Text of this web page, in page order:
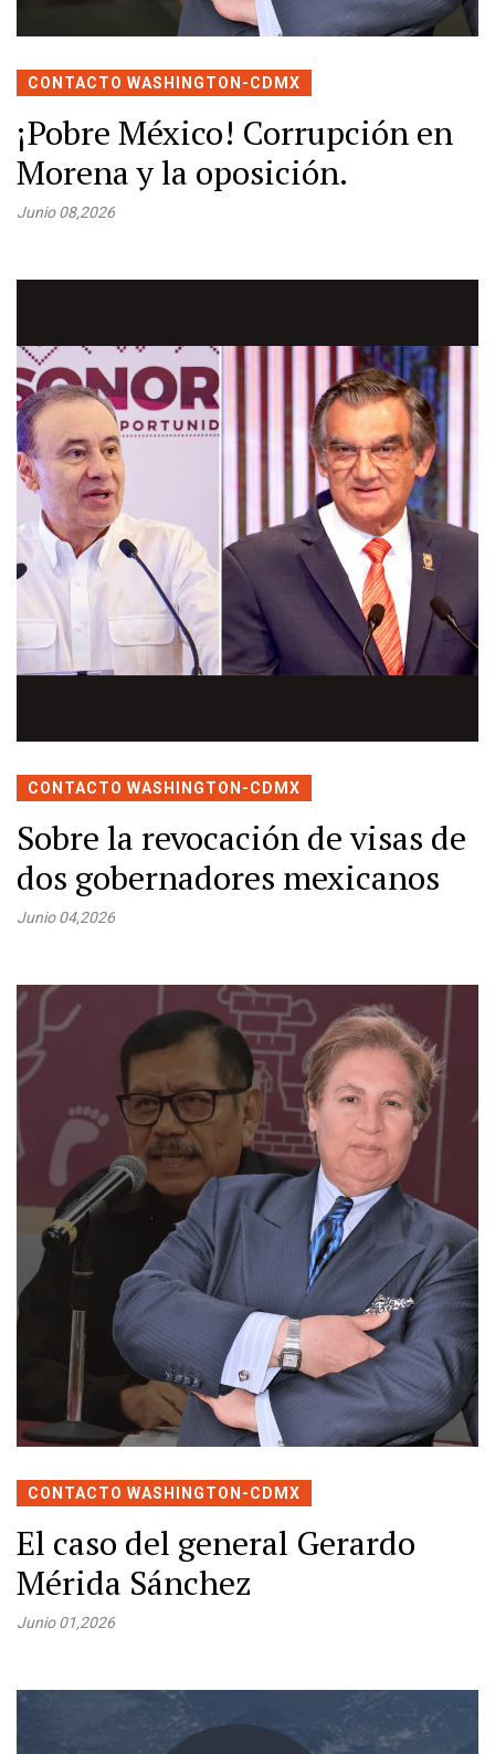
CONTACTO WASHINGTON-CDMX
¡Pobre México! Corrupción en
Morena y la oposición.
Junio 08,2026
CONTACTO WASHINGTON-CDMX
Sobre la revocación de visas de
dos gobernadores mexicanos
Junio 04,2026
CONTACTO WASHINGTON-CDMX
El caso del general Gerardo
Mérida Sánchez
Junio 01,2026